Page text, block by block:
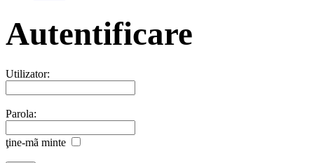
Autentificare
Utilizator:
Parola:
ţine-mã minte